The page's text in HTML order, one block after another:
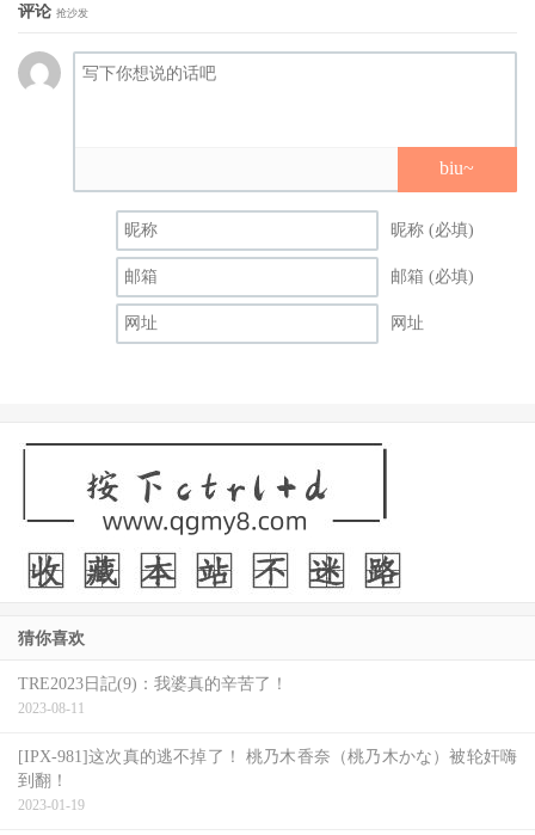
评论 抢沙发
biu~
昵称 (必填)
邮箱 (必填)
网址
猜你喜欢
TRE2023日記(9)：我婆真的辛苦了！
2023-08-11
[IPX-981]这次真的逃不掉了！ 桃乃木香奈（桃乃木かな）被轮奸嗨
到翻！
2023-01-19